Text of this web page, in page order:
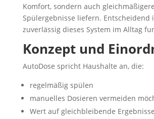
Komfort, sondern auch gleichmäßigere
Spülergebnisse liefern. Entscheidend
zuverlässig dieses System im Alltag
Konzept und
AutoDose spricht Haushalte an, die:
regelmäßig spülen
manuelles Dosieren vermeiden
Wert auf gleichbleibende